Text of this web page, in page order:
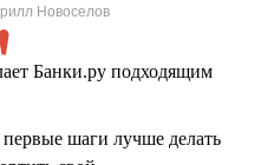
Новоселов
Банки.ру подходящим
шаги лучше делать